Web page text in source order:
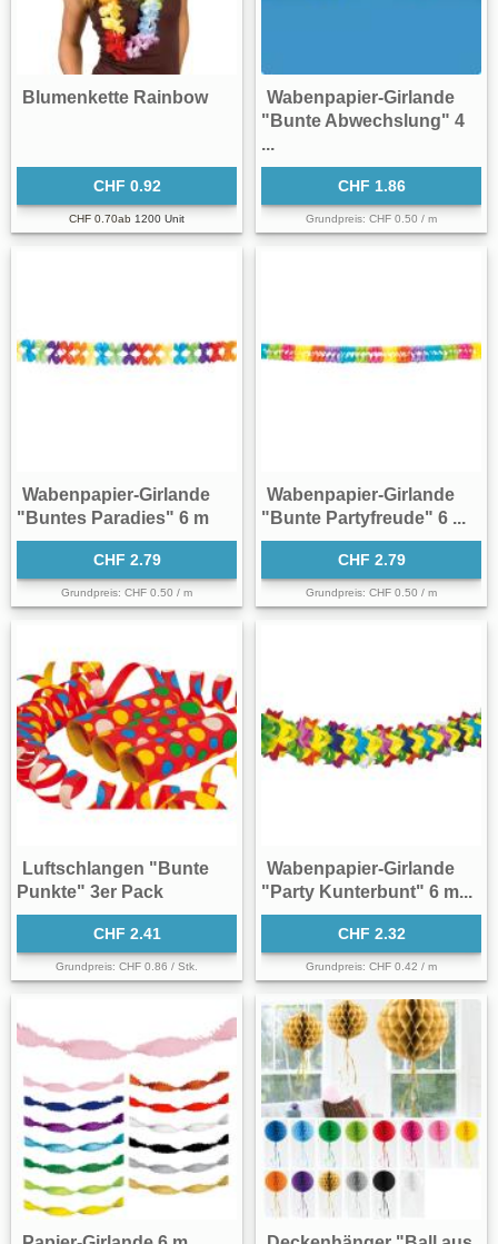
Blumenkette Rainbow
CHF 0.92
CHF 0.70ab 1200 Unit
Wabenpapier-Girlande
"Bunte Abwechslung" 4
...
CHF 1.86
Grundpreis: CHF 0.50 / m
Wabenpapier-Girlande
"Buntes Paradies" 6 m
CHF 2.79
Grundpreis: CHF 0.50 / m
Wabenpapier-Girlande
"Bunte Partyfreude" 6 ...
CHF 2.79
Grundpreis: CHF 0.50 / m
Luftschlangen "Bunte
Punkte" 3er Pack
CHF 2.41
Grundpreis: CHF 0.86 / Stk.
Wabenpapier-Girlande
"Party Kunterbunt" 6 m...
CHF 2.32
Grundpreis: CHF 0.42 / m